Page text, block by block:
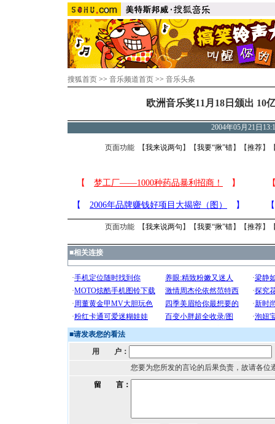
搜狐首页 >> 音乐频道首页 >> 音乐头条
欧洲音乐奖11月18日颁出 10
2004年05月21日
页面功能 【我来说两句 】【我要“揪”错】【推荐】
页面功能 【我来说两句 】【我要“揪”错】【推荐】
■相关连接
■请发表您的看法
用 户：
您要为您所发的言论的后果负责，故请各位
留 言：